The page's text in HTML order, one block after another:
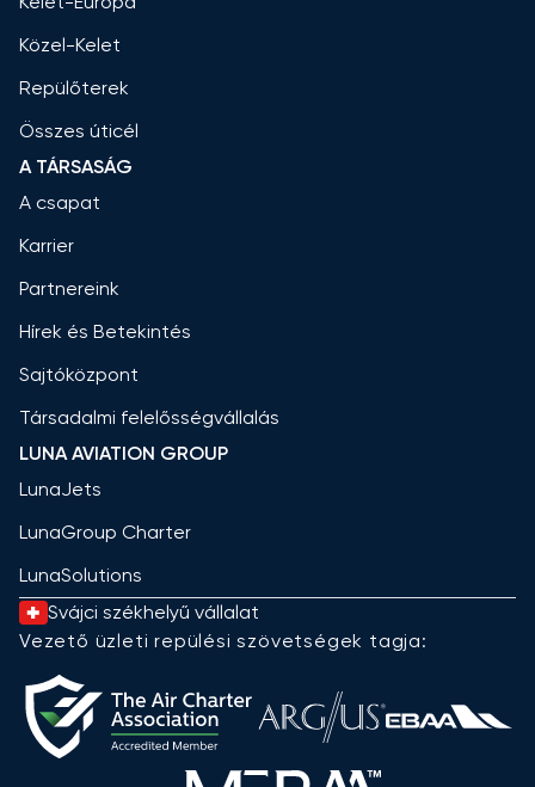
Közel-Kelet
Repülőterek
Összes úticél
A TÁRSASÁG
A csapat
Karrier
Partnereink
Hírek és Betekintés
Sajtóközpont
Társadalmi felelősségvállalás
LUNA AVIATION GROUP
LunaJets
LunaGroup Charter
LunaSolutions
Svájci székhelyű vállalat
Vezető üzleti repülési szövetségek tagja: